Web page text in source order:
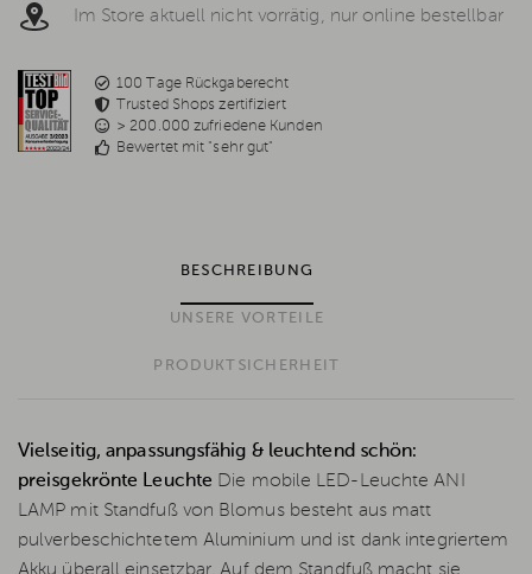
Im Store aktuell nicht vorrätig, nur online bestellbar
100 Tage Rückgaberecht
Trusted Shops zertifiziert
> 200.000 zufriedene Kunden
Bewertet mit "sehr gut"
BESCHREIBUNG
UNSERE VORTEILE
PRODUKTSICHERHEIT
Vielseitig, anpassungsfähig & leuchtend schön:
preisgekrönte Leuchte Die mobile LED-Leuchte ANI
LAMP mit Standfuß von Blomus besteht aus matt
pulverbeschichtetem Aluminium und ist dank integriertem
Akku überall einsetzbar. Auf dem Standfuß macht sie